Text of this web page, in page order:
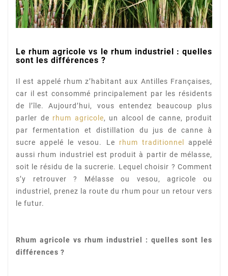
Le rhum agricole vs le rhum industriel : quelles
sont les différences ?
Il est appelé rhum z’habitant aux Antilles Françaises,
car il est consommé principalement par les résidents
de l’île. Aujourd’hui, vous entendez beaucoup plus
parler de rhum agricole, un alcool de canne, produit
par fermentation et distillation du jus de canne à
sucre appelé le vesou. Le rhum traditionnel
appelé
aussi rhum industriel est produit à partir de mélasse,
soit le résidu de la sucrerie. Lequel choisir ? Comment
s’y retrouver ? Mélasse ou vesou, agricole ou
industriel, prenez la route du rhum pour un retour vers
le futur.
Rhum agricole vs rhum industriel : quelles sont les
différences ?